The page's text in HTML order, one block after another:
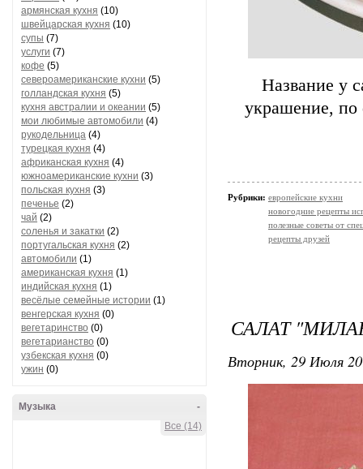
армянская кухня (10)
швейцарская кухня (10)
супы (7)
услуги (7)
кофе (5)
североамериканские кухни (5)
голландская кухня (5)
кухня австралии и океании (5)
мои любимые автомобили (4)
рукодельница (4)
турецкая кухня (4)
африканская кухня (4)
южноамериканские кухни (3)
польская кухня (3)
печенье (2)
чай (2)
соленья и закатки (2)
португальская кухня (2)
автомобили (1)
американская кухня (1)
индийская кухня (1)
весёлые семейные истории (1)
венгерская кухня (0)
вегетаринство (0)
вегетарианство (0)
узбекская кухня (0)
ужин (0)
-
Музыка
Все (14)
Название у
украшение,
Рубрики: европейские кухни
новогодние рецепты
полезные советы от
рецепты друзей
САЛАТ
Вторник, 29 Июля